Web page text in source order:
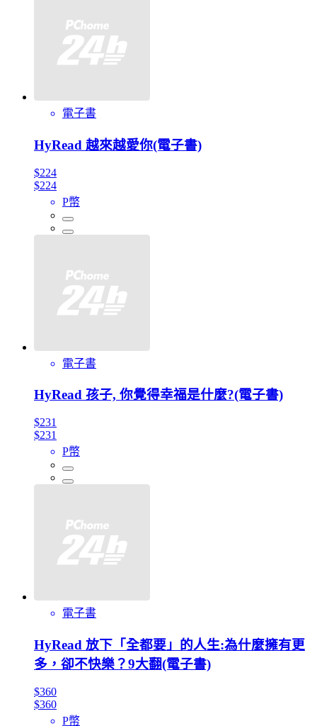
電子書
HyRead 越來越愛你(電子書)
$224
$224
P幣
電子書
HyRead 孩子, 你覺得幸福是什麼?(電子書)
$231
$231
P幣
電子書
HyRead 放下「全都要」的人生:為什麼擁有更
多，卻不快樂？9大翻(電子書)
$360
$360
P幣